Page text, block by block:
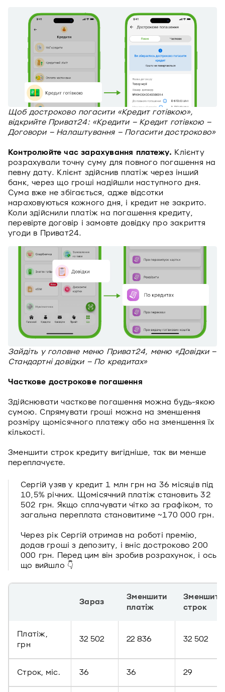
Щоб достроково погасити «Кредит готівкою»,
відкрийте Приват24: «Кредити – Кредит готівкою –
Договори – Налаштування – Погасити достроково»
Контролюйте час зарахування платежу. Клієнту
розрахували точну суму для повного погашення на
певну дату. Клієнт здійснив платіж через інший
банк, через що гроші надійшли наступного дня.
Сума вже не збігається, адже відсотки
нараховуються кожного дня, і кредит не закрито.
Коли здійснили платіж на погашення кредиту,
перевірте договір і замовте довідку про закриття
угоди в Приват24.
Зайдіть у головне меню Приват24, меню «Довідки –
Стандартні довідки – По кредитах»
Часткове дострокове погашення
Здійснювати часткове погашення можна будь-якою
сумою. Спрямувати гроші можна на зменшення
розміру щомісячного платежу або на зменшення їх
кількості.
Зменшити строк кредиту вигідніше, так ви менше
переплачуєте.
Сергій узяв у кредит 1 млн грн на 36 місяців під
10,5% річних. Щомісячний платіж становить 32
502 грн. Якщо сплачувати чітко за графіком, то
загальна переплата становитиме ~170 000 грн.
Через рік Сергій отримав на роботі премію,
додав гроші з депозиту, і вніс достроково 200
000 грн. Перед цим він зробив розрахунок, і ось
що вийшло 👇
Зараз
Зменшити
платіж
Зменшити
строк
Платіж,
грн
32 502 22 836 32 502
Строк, міс. 36 36 29